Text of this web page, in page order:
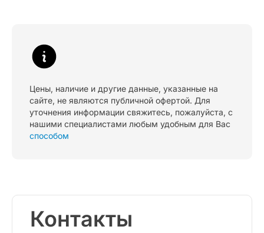
Цены, наличие и другие данные, указанные на
сайте, не являются публичной офертой. Для
уточнения информации свяжитесь, пожалуйста, с
нашими специалистами любым удобным для Вас
способом
Контакты